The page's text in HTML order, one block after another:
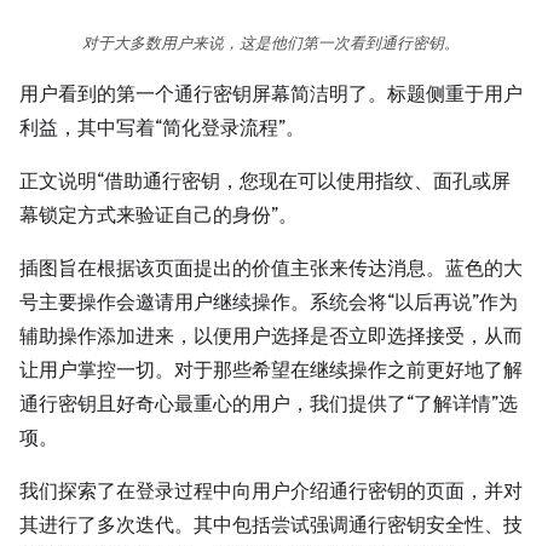
对于大多数用户来说，这是他们第一次看到通行密钥。
用户看到的第一个通行密钥屏幕简洁明了。标题侧重于用户
利益，其中写着“简化登录流程”。
正文说明“借助通行密钥，您现在可以使用指纹、面孔或屏
幕锁定方式来验证自己的身份”。
插图旨在根据该页面提出的价值主张来传达消息。蓝色的大
号主要操作会邀请用户继续操作。系统会将“以后再说”作为
辅助操作添加进来，以便用户选择是否立即选择接受，从而
让用户掌控一切。对于那些希望在继续操作之前更好地了解
通行密钥且好奇心最重心的用户，我们提供了“了解详情”选
项。
我们探索了在登录过程中向用户介绍通行密钥的页面，并对
其进行了多次迭代。其中包括尝试强调通行密钥安全性、技